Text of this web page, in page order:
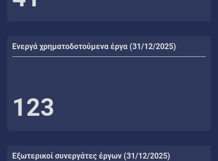
Ενεργά χρηματοδοτούμενα έργα (31/12/2025)
123
Εξωτερικοί συνεργάτες έργων (31/12/2025)